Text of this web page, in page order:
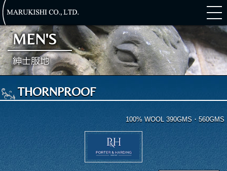
MEN'S
紳士服地
THORNPROOF HARTWIST
LONEDIN
THORNPROOF
100% WOOL 390GMS・560GMS